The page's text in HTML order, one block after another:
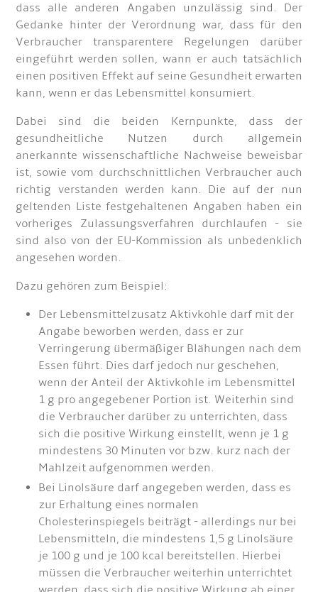
dass alle anderen Angaben unzulässig sind. Der
Gedanke hinter der Verordnung war, dass für den
Verbraucher transparentere Regelungen darüber
eingeführt werden sollen, wann er auch tatsächlich
einen positiven Effekt auf seine Gesundheit erwarten
kann, wenn er das Lebensmittel konsumiert.
Dabei sind die beiden Kernpunkte, dass der
gesundheitliche Nutzen durch allgemein
anerkannte wissenschaftliche Nachweise beweisbar
ist, sowie vom durchschnittlichen Verbraucher auch
richtig verstanden werden kann. Die auf der nun
geltenden Liste festgehaltenen Angaben haben ein
vorheriges Zulassungsverfahren durchlaufen - sie
sind also von der EU-Kommission als unbedenklich
angesehen worden.
Dazu gehören zum Beispiel:
Der Lebensmittelzusatz Aktivkohle darf mit der
Angabe beworben werden, dass er zur
Verringerung übermäßiger Blähungen nach dem
Essen führt. Dies darf jedoch nur geschehen,
wenn der Anteil der Aktivkohle im Lebensmittel
1 g pro angegebener Portion ist. Weiterhin sind
die Verbraucher darüber zu unterrichten, dass
sich die positive Wirkung einstellt, wenn je 1 g
mindestens 30 Minuten vor bzw. kurz nach der
Mahlzeit aufgenommen werden.
Bei Linolsäure darf angegeben werden, dass es
zur Erhaltung eines normalen
Cholesterinspiegels beiträgt - allerdings nur bei
Lebensmitteln, die mindestens 1,5 g Linolsäure
je 100 g und je 100 kcal bereitstellen. Hierbei
müssen die Verbraucher weiterhin unterrichtet